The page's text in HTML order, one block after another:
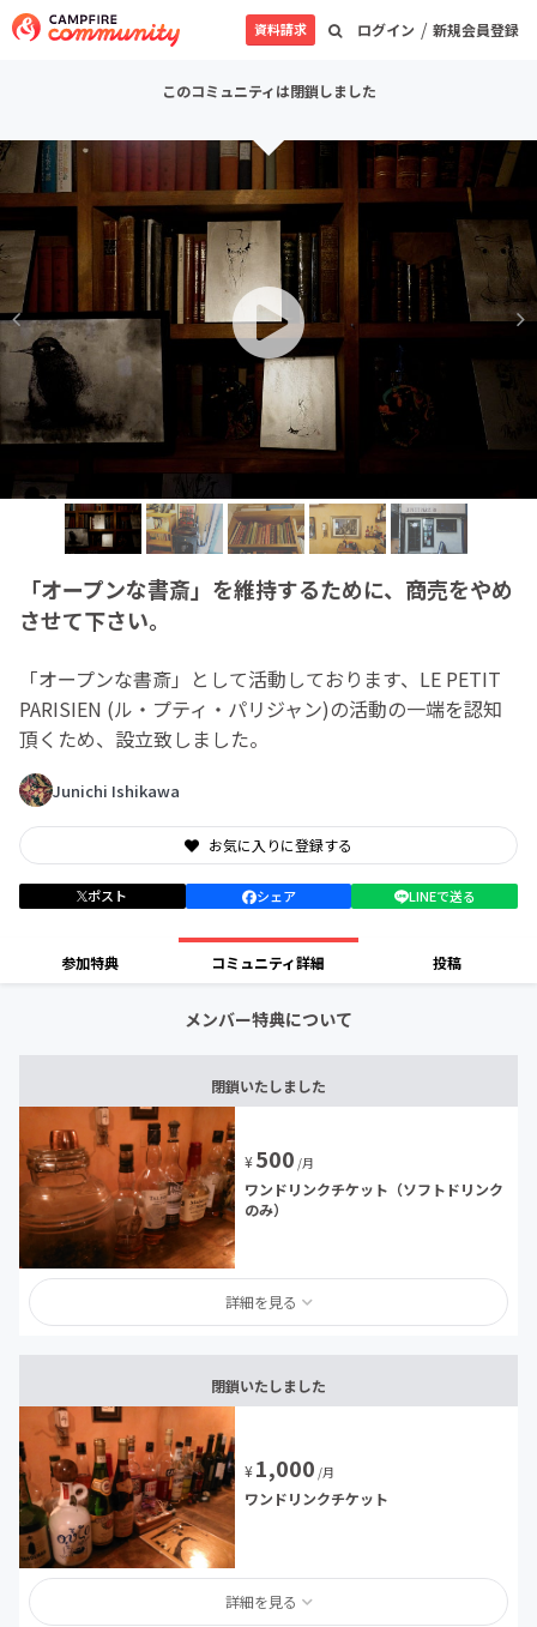
ログイン / 新規会員登録
資料請求
このコミュニティは閉鎖しました
「オープンな書斎」を維持するために、商売をやめ
させて下さい。
「オープンな書斎」として活動しております、LE PETIT
PARISIEN (ル・プティ・パリジャン)の活動の一端を認知
頂くため、設立致しました。
Junichi Ishikawa
お気に入りに登録する
ポスト シェア LINEで送る
参加特典 コミュニティ詳細 投稿
メンバー特典について
閉鎖いたしました
¥500 /月
ワンドリンクチケット（ソフトドリンク
のみ）
詳細を見る
閉鎖いたしました
¥1,000 /月
ワンドリンクチケット
詳細を見る